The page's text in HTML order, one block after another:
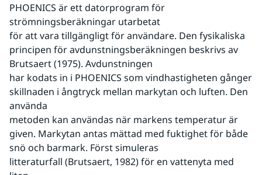
PHOENICS är ett datorprogram för
strömningsberäkningar utarbetat
för att vara tillgängligt för användare. Den fysikaliska
principen för avdunstningsberäkningen beskrivs av
Brutsaert (1975). Avdunstningen
har kodats in i PHOENICS som vindhastigheten gånger
skillnaden i ångtryck mellan markytan och luften. Den
använda
metoden kan användas när markens temperatur är
given. Markytan antas mättad med fuktighet för både
snö och barmark. Först simuleras
litteraturfall (Brutsaert, 1982) för en vattenyta med